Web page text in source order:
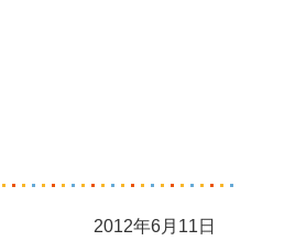
2012年6月11日